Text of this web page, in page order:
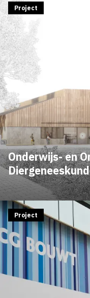
Onderwijs- en
Project
Project